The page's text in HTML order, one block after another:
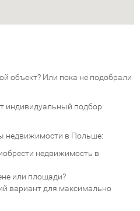
объект? Или пока не подобрали
индивидуальный подбор
недвижимости в Польше:
недвижимость в
или площади?
вариант для максимально